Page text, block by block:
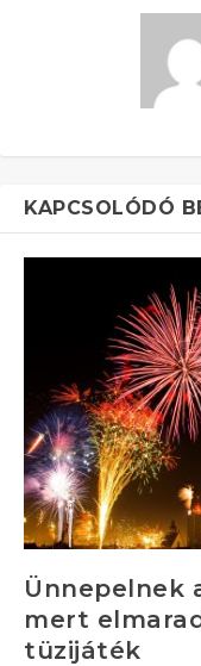
KAPCSOLÓDÓ
Ünnepelnek
mert
tüzijáték